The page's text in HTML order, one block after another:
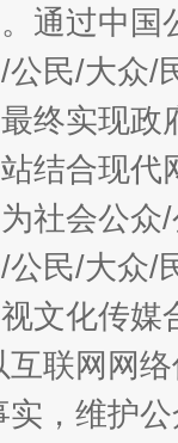
通过中
民/大众/
终实现
结合现
社会公
民/大众/
文化传
联网网
，维护